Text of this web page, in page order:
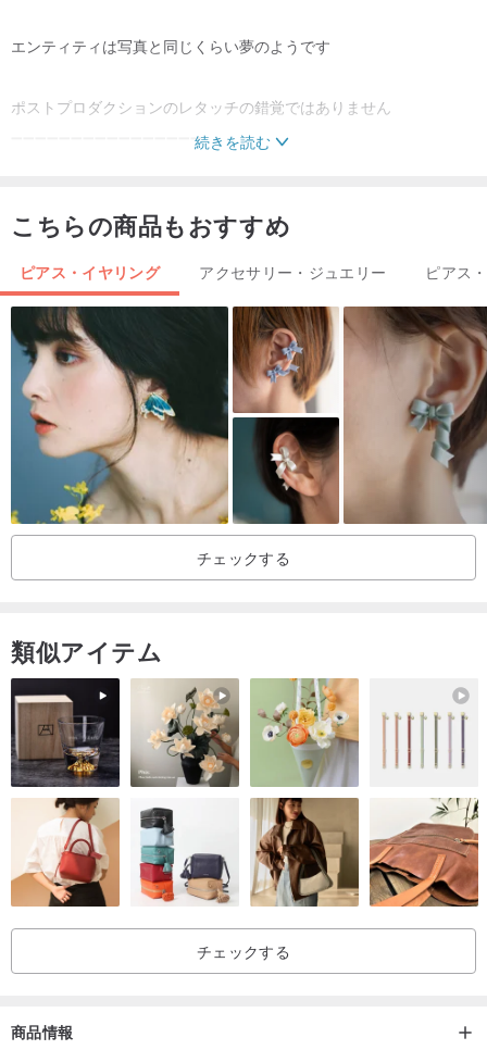
エンティティは写真と同じくらい夢のようです
ポストプロダクションのレタッチの錯覚ではありません
➖➖➖➖➖➖➖➖➖➖➖➖➖➖➖➖
す。もう一度購入できます。
☘️アレルギーの女の子も安心して925スターリングシルバーのピア
スを購入できます.Kwai Kuiもアレルギーがあるため、耳鍼は保証さ
れたメーカーから特別に選択された材料を使用しており、非常に快
適に着用でき、アレルギーはありません
➖➖➖➖➖➖➖➖➖➖➖➖➖➖➖➖
🌷イヤリングの注意事項
☘️通常着用していないときは、イヤリングを透明な袋に入れてくだ
☘️スターリングシルバー部分は、空気に長時間さらされると酸化し
ブラック変しますが、これは正常な現象です.シルバークロスまたは
シルバーウォッシュウォーターを使用して、輝きを取り戻してくだ
さい.
➖➖➖➖➖➖➖➖➖➖➖➖➖➖➖➖
🌻Kwai Kuiは主に手作りのイヤリングを販売しています
🌻主に天然のドライフラワーを使用し、イヤリングの寿命を延ばす
ことができる925スターリングシルバーまたは14Kリアルゴールドメ
続きを読む
こちらの商品もおすすめ
ピアス・イヤリング アクセサリー・ジュエリー ピアス
チェックする
類似アイテム
チェックする
商品情報